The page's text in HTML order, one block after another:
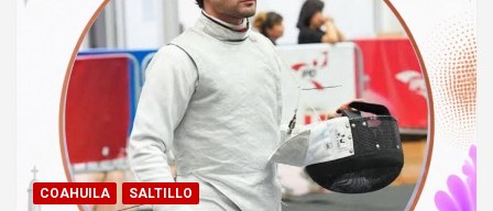
COAHUILA SALTILLO